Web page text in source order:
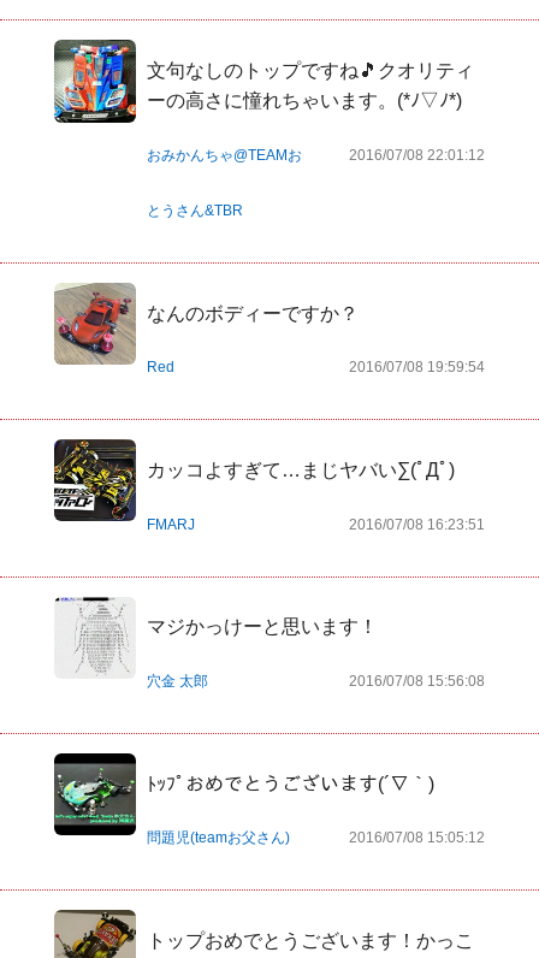
文句なしのトップですね🎵クオリティ
ーの高さに憧れちゃいます。(*ﾉ▽ﾉ*)
おみかんちゃ@TEAMお
とうさん&TBR
2016/07/08 22:01:12
なんのボディーですか？
Red 2016/07/08 19:59:54
カッコよすぎて…まじヤバい∑(ﾟДﾟ)
FMARJ 2016/07/08 16:23:51
マジかっけーと思います！
穴金 太郎 2016/07/08 15:56:08
ﾄｯﾌﾟおめでとうございます(´∇｀)
問題児(teamお父さん) 2016/07/08 15:05:12
トップおめでとうございます！かっこ